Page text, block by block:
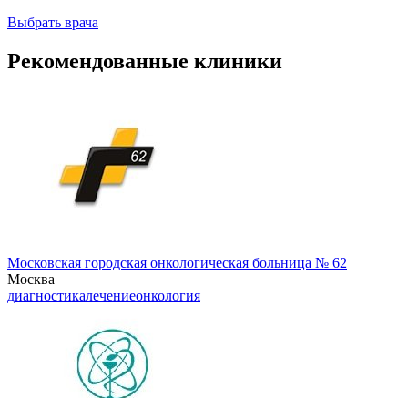
Выбрать врача
Рекомендованные клиники
Московская городская онкологическая больница № 62
Москва
диагностикалечениеонкология